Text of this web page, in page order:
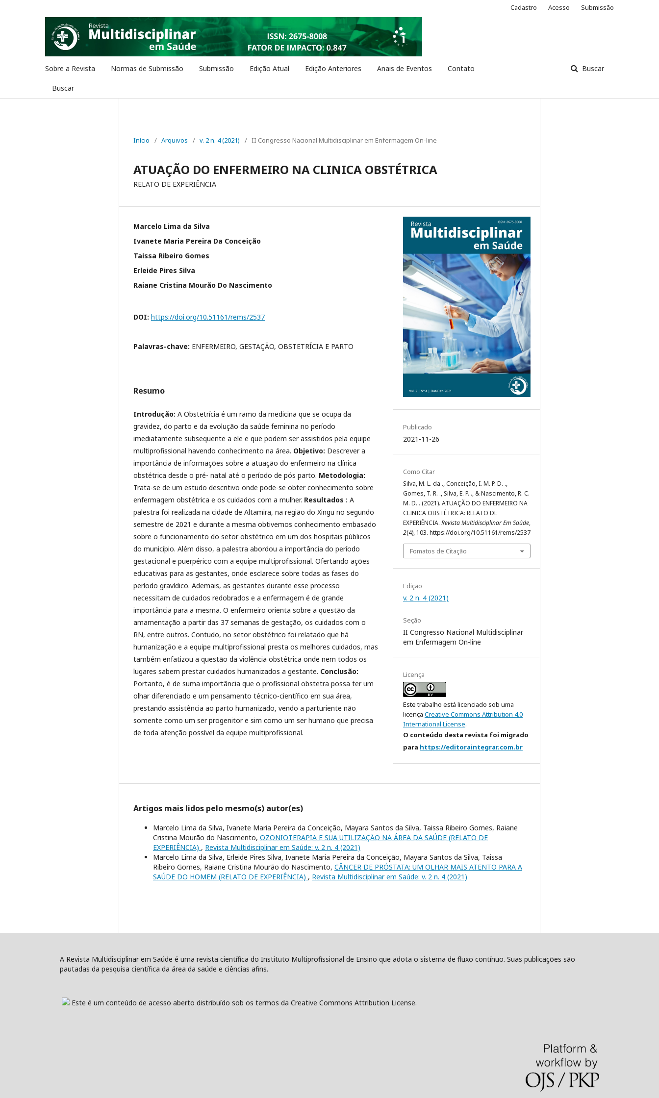
Sobre a Revista Normas de Submissão Submissão Edição Atual Edição Anteriores Anais de Eventos Contato
Buscar
Buscar
Cadastro Acesso Submissão
Início / Arquivos / v. 2 n. 4 (2021) / II Congresso Nacional Multidisciplinar em Enfermagem On-line
ATUAÇÃO DO ENFERMEIRO NA CLINICA OBSTÉTRICA
RELATO DE EXPERIÊNCIA
Marcelo Lima da Silva
Ivanete Maria Pereira Da Conceição
Taissa Ribeiro Gomes
Erleide Pires Silva
Raiane Cristina Mourão Do Nascimento
DOI: https://doi.org/10.51161/rems/2537
Palavras-chave: ENFERMEIRO, GESTAÇÃO, OBSTETRÍCIA E PARTO
Resumo
Introdução: A Obstetrícia é um ramo da medicina que se ocupa da
gravidez, do parto e da evolução da saúde feminina no período
imediatamente subsequente a ele e que podem ser assistidos pela equipe
multiprofissional havendo conhecimento na área. Objetivo: Descrever a
importância de informações sobre a atuação do enfermeiro na clínica
obstétrica desde o pré- natal até o período de pós parto. Metodologia:
Trata-se de um estudo descritivo onde pode-se obter conhecimento sobre
enfermagem obstétrica e os cuidados com a mulher. Resultados : A
palestra foi realizada na cidade de Altamira, na região do Xingu no segundo
semestre de 2021 e durante a mesma obtivemos conhecimento embasado
sobre o funcionamento do setor obstétrico em um dos hospitais públicos
do município. Além disso, a palestra abordou a importância do período
gestacional e puerpérico com a equipe multiprofissional. Ofertando ações
educativas para as gestantes, onde esclarece sobre todas as fases do
período gravídico. Ademais, as gestantes durante esse processo
necessitam de cuidados redobrados e a enfermagem é de grande
importância para a mesma. O enfermeiro orienta sobre a questão da
amamentação a partir das 37 semanas de gestação, os cuidados com o
RN, entre outros. Contudo, no setor obstétrico foi relatado que há
humanização e a equipe multiprofissional presta os melhores cuidados, mas
também enfatizou a questão da violência obstétrica onde nem todos os
lugares sabem prestar cuidados humanizados a gestante. Conclusão:
Portanto, é de suma importância que o profissional obstetra possa ter um
olhar diferenciado e um pensamento técnico-científico em sua área,
prestando assistência ao parto humanizado, vendo a parturiente não
somente como um ser progenitor e sim como um ser humano que precisa
de toda atenção possível da equipe multiprofissional.
Publicado
2021-11-26
Como Citar
Silva, M. L. da ., Conceição, I. M. P. D. .,
Gomes, T. R. ., Silva, E. P. ., & Nascimento, R. C.
M. D. . (2021). ATUAÇÃO DO ENFERMEIRO NA
CLINICA OBSTÉTRICA: RELATO DE
EXPERIÊNCIA. Revista Multidisciplinar Em Saúde,
2(4), 103. https://doi.org/10.51161/rems/2537
Fomatos de Citação
Edição
v. 2 n. 4 (2021)
Seção
II Congresso Nacional Multidisciplinar
em Enfermagem On-line
Licença
Este trabalho está licenciado sob uma
licença Creative Commons Attribution 4.0
International License.
O conteúdo desta revista foi migrado
para https://editoraintegrar.com.br
Artigos mais lidos pelo mesmo(s) autor(es)
Marcelo Lima da Silva, Ivanete Maria Pereira da Conceição, Mayara Santos da Silva, Taissa Ribeiro Gomes, Raiane
Cristina Mourão do Nascimento, OZONIOTERAPIA E SUA UTILIZAÇÃO NA ÁREA DA SAÚDE (RELATO DE
EXPERIÊNCIA) , Revista Multidisciplinar em Saúde: v. 2 n. 4 (2021)
Marcelo Lima da Silva, Erleide Pires Silva, Ivanete Maria Pereira da Conceição, Mayara Santos da Silva, Taissa
Ribeiro Gomes, Raiane Cristina Mourão do Nascimento, CÂNCER DE PRÓSTATA: UM OLHAR MAIS ATENTO PARA A
SAÚDE DO HOMEM (RELATO DE EXPERIÊNCIA) , Revista Multidisciplinar em Saúde: v. 2 n. 4 (2021)
A Revista Multidisciplinar em Saúde é uma revista científica do Instituto Multiprofissional de Ensino que adota o sistema de fluxo contínuo. Suas publicações são
pautadas da pesquisa científica da área da saúde e ciências afins.
Este é um conteúdo de acesso aberto distribuído sob os termos da Creative Commons Attribution License.